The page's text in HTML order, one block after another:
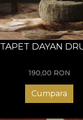
TAPET DAYAN
190,00 RON
Cumpara